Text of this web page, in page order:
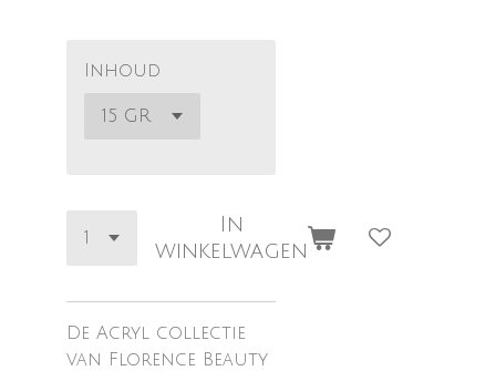
Inhoud
In
winkelwagen
De Acryl collectie
van Florence Beauty